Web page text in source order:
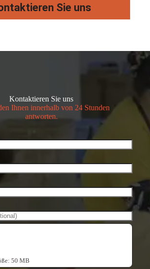
Sie uns
Kontaktieren Sie uns
Ihnen innerhalb von 24 Stunden
antworten.
50 MB